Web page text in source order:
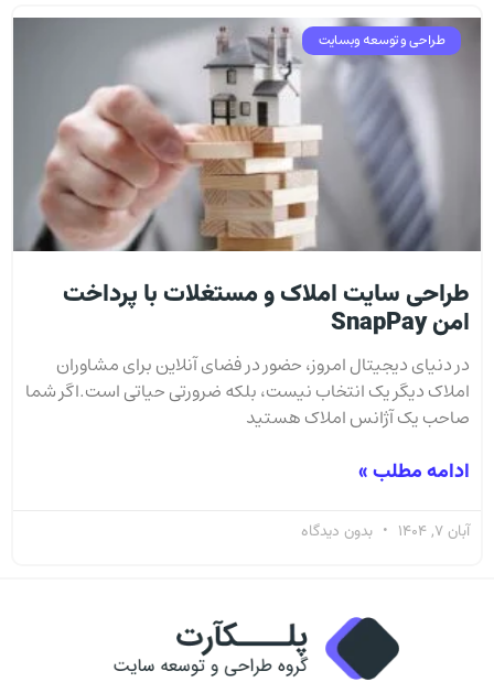
طراحی و توسعه وبسایت
طراحی سایت املاک و مستغلات با پرداخت
امن SnapPay
در دنیای دیجیتال امروز، حضور در فضای آنلاین برای مشاوران
املاک دیگر یک انتخاب نیست، بلکه ضرورتی حیاتی است.اگر شما
صاحب یک آژانس املاک هستید
ادامه مطلب »
آبان 7, 1404 بدون دیدگاه